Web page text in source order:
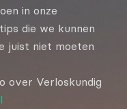
in onze
die we kunnen
juist niet moeten
over Verloskundig